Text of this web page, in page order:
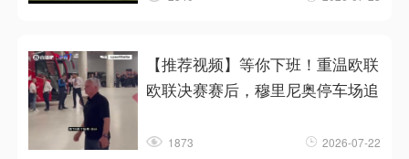
【推荐视频】等你下班！重温欧联
欧联决赛赛后，穆里尼奥停车场追
1873 2026-07-22